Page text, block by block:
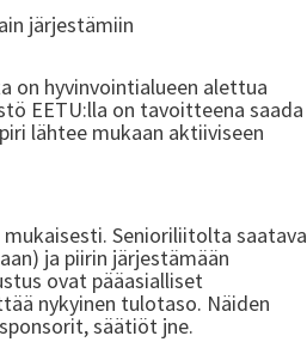
järjestämiin
on hyvinvointialueen alettua
EETU:lla on tavoitteena saada
lähtee mukaan aktiiviseen
Senioriliitolta saatava
ja piirin järjestämään
ovat pääasialliset
nykyinen tulotaso. Näiden
säätiöt jne.